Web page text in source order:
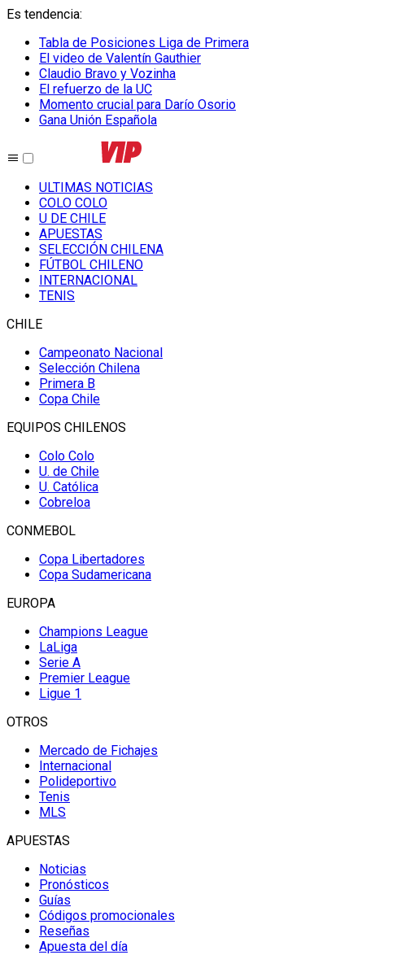
Es tendencia:
Tabla de Posiciones Liga de Primera
El video de Valentín Gauthier
Claudio Bravo y Vozinha
El refuerzo de la UC
Momento crucial para Darío Osorio
Gana Unión Española
ULTIMAS NOTICIAS
COLO COLO
U DE CHILE
APUESTAS
SELECCIÓN CHILENA
FÚTBOL CHILENO
INTERNACIONAL
TENIS
CHILE
Campeonato Nacional
Selección Chilena
Primera B
Copa Chile
EQUIPOS CHILENOS
Colo Colo
U. de Chile
U. Católica
Cobreloa
CONMEBOL
Copa Libertadores
Copa Sudamericana
EUROPA
Champions League
LaLiga
Serie A
Premier League
Ligue 1
OTROS
Mercado de Fichajes
Internacional
Polideportivo
Tenis
MLS
APUESTAS
Noticias
Pronósticos
Guías
Códigos promocionales
Reseñas
Apuesta del día